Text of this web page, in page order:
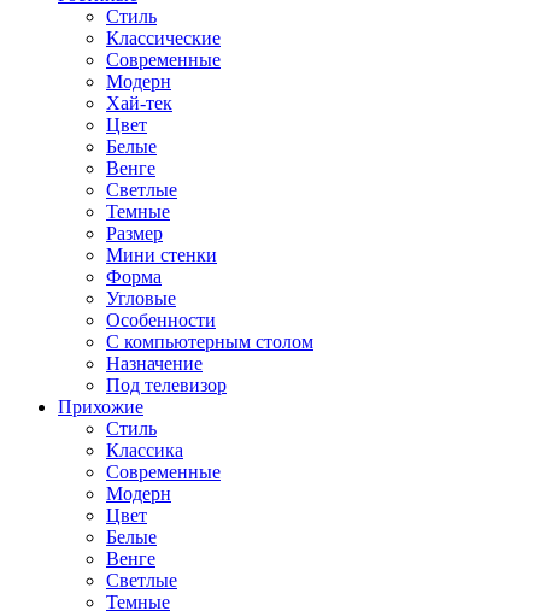
Стиль
Классические
Современные
Модерн
Хай-тек
Цвет
Белые
Венге
Светлые
Темные
Размер
Мини стенки
Форма
Угловые
Особенности
С компьютерным столом
Назначение
Под телевизор
Прихожие
Стиль
Классика
Современные
Модерн
Цвет
Белые
Венге
Светлые
Темные